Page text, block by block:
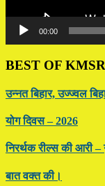
00:00
BEST OF
उन्नत बिहार, उज्ज्वल
योग दिवस – 2026
निरर्थक रील्स की आरी –
बात वक्त की।